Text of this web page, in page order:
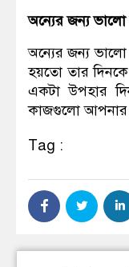
অন্যের জন্য
অন্যের জন্য
হয়তো তার
একটা উপহার
কাজগুলো
Tag :